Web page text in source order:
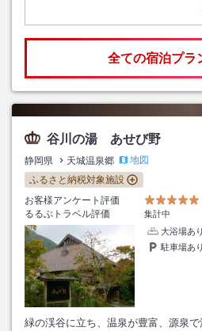
全ての宿泊プラ
谷川の湯 あせび野
静岡県 天城温泉郷
地図
ふるさと納税対象施設
お客様アンケート評価
るるぶトラベル評価
集計中
大浴場あり
駐車場あり
緑の渓谷に立ち、温泉が豊富、源泉